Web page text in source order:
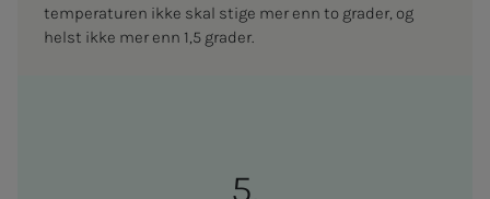
temperaturen ikke skal stige mer enn to grader, og
helst ikke mer enn 1,5 grader.